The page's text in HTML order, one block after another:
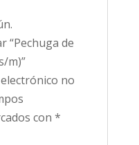
“Pechuga de
m)”
no
con *